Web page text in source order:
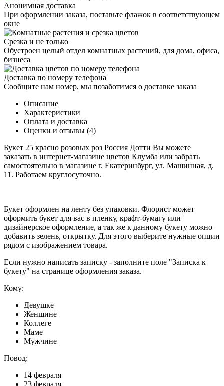
Анонимная доставка
При оформлении заказа, поставьте флажок в соответствующем
окне
Срезка и не только
Обустроен целый отдел комнатных растений, для дома, офиса,
бизнеса
Доставка по номеру телефона
Сообщите нам номер, мы позаботимся о доставке заказа
Описание
Характеристики
Оплата и доставка
Оценки и отзывы (4)
Букет 25 красно розовых роз Россия Дотти Вы можете
заказать в интернет-магазине цветов Клумба или забрать
самостоятельно в магазине г. Екатеринбург, ул. Машинная, д.
11. Работаем круглосуточно.
Букет оформлен на ленту без упаковки. Флорист может
оформить букет для вас в пленку, крафт-бумагу или
дизайнерское оформление, а так же к данному букету можно
добавить зелень, открытку. Для этого выберите нужные опции
рядом с изображением товара.
Если нужно написать записку - заполните поле "Записка к
букету" на странице оформления заказа.
Кому:
Девушке
Женщине
Коллеге
Маме
Мужчине
Повод:
14 февраля
23 февраля